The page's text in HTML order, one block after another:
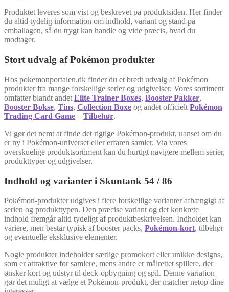
Produktet leveres som vist og beskrevet på produktsiden. Her finder
du altid tydelig information om indhold, variant og stand på
emballagen, så du trygt kan handle og vide præcis, hvad du
modtager.
Stort udvalg af Pokémon produkter
Hos pokemonportalen.dk finder du et bredt udvalg af Pokémon
produkter fra mange forskellige serier og udgivelser. Vores sortiment
omfatter blandt andet Elite Trainer Boxes, Booster Pakker,
Booster Bokse, Tins, Collection Boxe og andet officielt Pokémon
Trading Card Game – Tilbehør.
Vi gør det nemt at finde det rigtige Pokémon-produkt, uanset om du
er ny i Pokémon-universet eller erfaren samler. Via vores
overskuelige produktsortiment kan du hurtigt navigere mellem serier,
produkttyper og udgivelser.
Indhold og varianter i Skuntank 54 / 86
Pokémon-produkter udgives i flere forskellige varianter afhængigt af
serien og produkttypen. Den præcise variant og det konkrete
indhold fremgår altid tydeligt af produktbeskrivelsen. Indholdet kan
variere, men består typisk af booster packs, Pokémon-kort, tilbehør
og eventuelle eksklusive elementer.
Nogle produkter indeholder særlige promokort eller unikke designs,
som er attraktive for samlere, mens andre er målrettet spillere, der
ønsker kort og udstyr til deck-opbygning og spil. Denne variation
gør det muligt at vælge et Pokémon-produkt, der matcher netop dine